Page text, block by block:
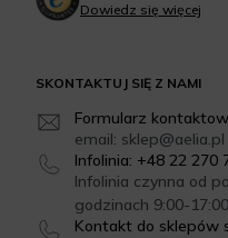
SKONTAKTUJ SIĘ Z NAMI
Formularz
email: sklep@aelia.pl
Infolinia: +48 22 270
Infolinia czynna od
godzinach 9:00-17:00
Kontakt do sklepów
Dowiedz się więcej